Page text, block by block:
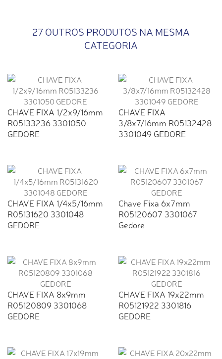
27 OUTROS PRODUTOS NA MESMA
CATEGORIA
CHAVE FIXA 1/2x9/16mm
R05133236 3301050
GEDORE
CHAVE FIXA
3/8x7/16mm R05132428
3301049 GEDORE
CHAVE FIXA 1/4x5/16mm
R05131620 3301048
GEDORE
Chave Fixa 6x7mm
R05120607 3301067
Gedore
CHAVE FIXA 8x9mm
R05120809 3301068
GEDORE
CHAVE FIXA 19x22mm
R05121922 3301816
GEDORE